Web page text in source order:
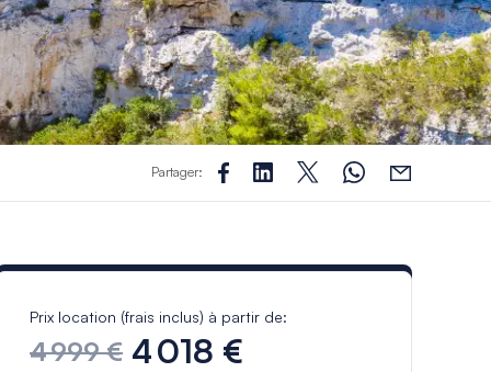
Partager:
Prix location (frais inclus) à partir de:
4 999 € 4 018 €